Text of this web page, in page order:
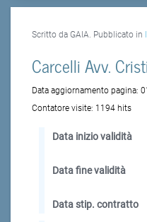
Scritto da GAIA. Pubblicato in
Carcelli Avv.
Data aggiornamento pagina:
Contatore visite: 1194 hits
Data inizio validità
Data fine validità
Data stip. contratto